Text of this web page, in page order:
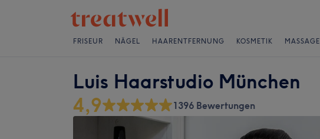
FRISEUR NÄGEL HAARENTFERNUNG KOSMETIK MASSAGE
Luis Haarstudio München
4,9 1396 Bewertungen